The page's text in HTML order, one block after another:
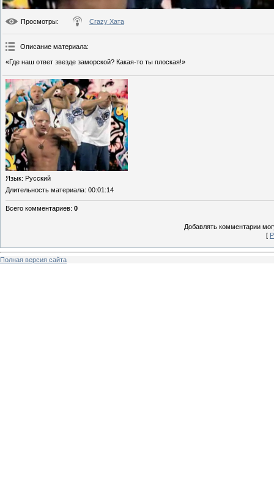
Просмотры: Crazy Хата
Описание материала:
«Где наш ответ звезде заморской? Какая-то ты плоская!»
Язык: Русский
Длительность материала: 00:01:14
Всего комментариев: 0
Добавлять комментарии
[
Полная версия сайта